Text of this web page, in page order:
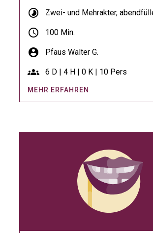
timelapse Zwei- und Mehrakter,
schedule 100 Min.
account_circle Pfaus Walter G.
groups 6 D | 4 H | 0 K | 10 Pers
MEHR ERFAHREN